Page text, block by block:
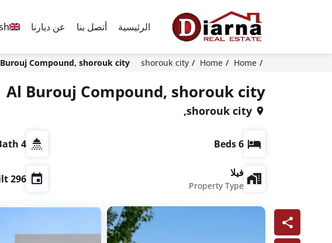
الرئيسية أتصل بنا عن ديارنا
Home
Home
shorouk city
Compound, shorouk city
Al Burouj Compound, shorouk city
shorouk city,
6 Beds
4 Bath
فيلا
Property Type
296 Year Built